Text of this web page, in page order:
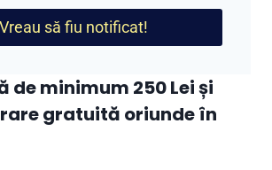
Vreau să fiu notificat!
de minimum 250 Lei și
gratuită oriunde în